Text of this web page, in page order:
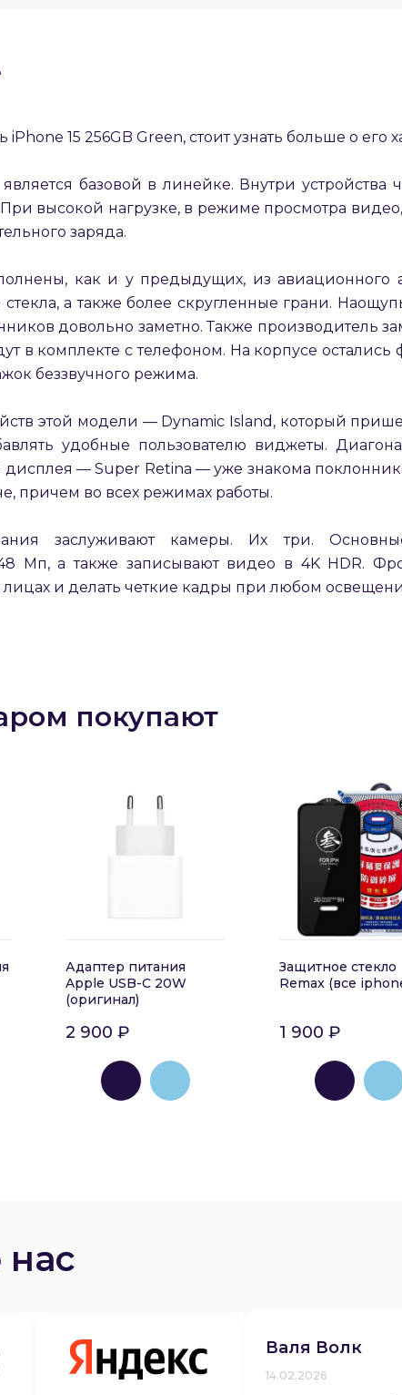
15 256GB Green, стоит узнать больше о его
базовой в линейке. Внутри устройства
При высокой нагрузке, в режиме просмотра
заряда.
как и у предыдущих, из авиационного
стекла, а также более скругленные грани.
довольно заметно. Также производитель
в комплекте с телефоном. На корпусе
беззвучного режима.
этой модели — Dynamic Island, который
удобные пользователю виджеты.
— Super Retina — уже знакома
причем во всех режимах работы.
заслуживают камеры. Их три.
Мп, а также записывают видео в 4K HDR.
лицах и делать четкие кадры при любом
покупают
Адаптер питания
Apple USB-C 20W
(оригинал)
2 900 ₽
Защитное стекло
Remax (все
1 900 ₽
Валя Волк
14.02.2026
Подробнееоб оплате Плайтом
25
раз
недели
раз в 2
Остались вопросы?
8 800 302-02-51